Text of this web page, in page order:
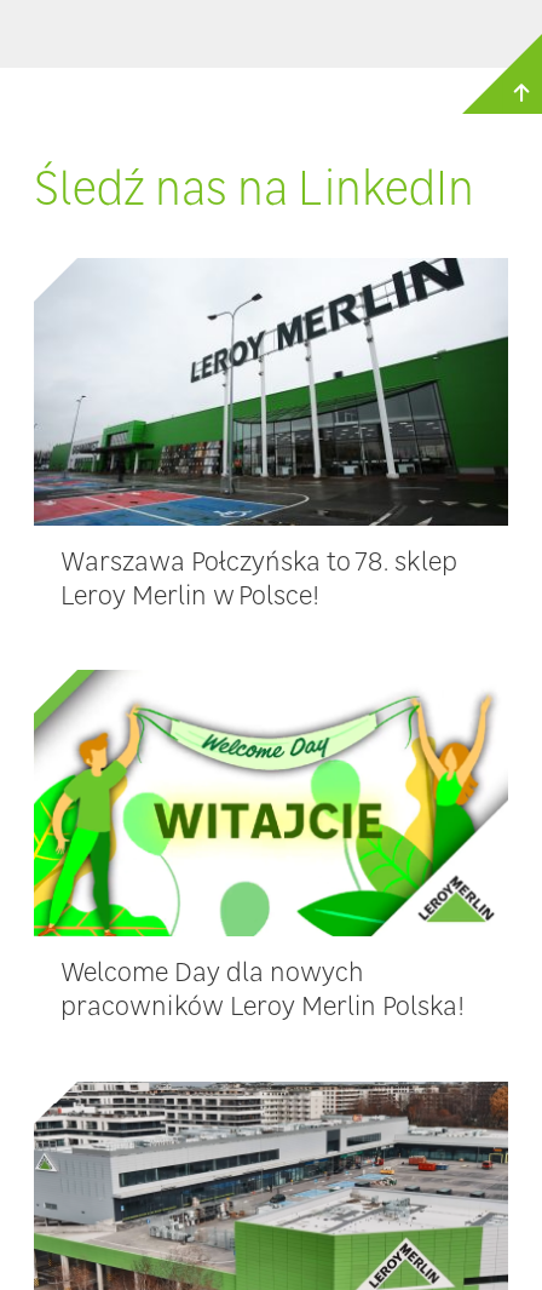
Śledź nas na LinkedIn
Warszawa Połczyńska to 78. sklep
Leroy Merlin w Polsce!
Welcome Day dla nowych
pracowników Leroy Merlin Polska!